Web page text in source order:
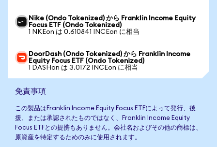
Nike (Ondo Tokenized) から Franklin Income Equity
Focus ETF (Ondo Tokenized)
1 NKEon は 0.610841 INCEon に相当
DoorDash (Ondo Tokenized) から Franklin Income
Equity Focus ETF (Ondo Tokenized)
1 DASHon は 3.0172 INCEon に相当
免責事項
この製品はFranklin Income Equity Focus ETFによって発行、後
援、または承認されたものではなく、Franklin Income Equity
Focus ETFとの提携もありません。会社名およびその他の商標は、
原資産を特定するためのみに使用されます。